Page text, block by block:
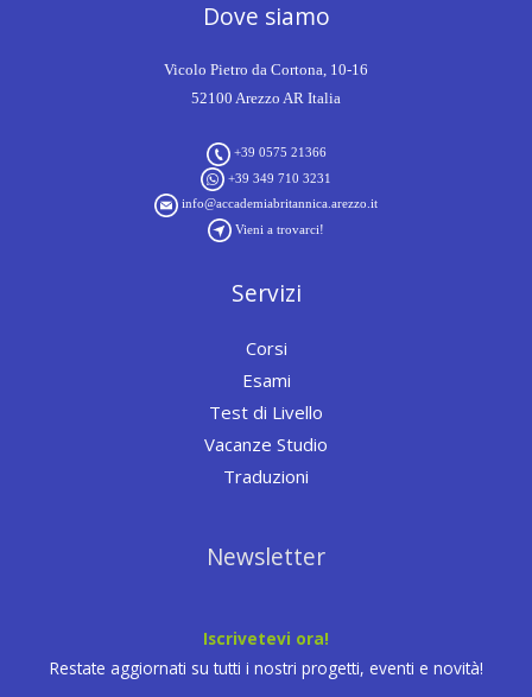
Dove siamo
Vicolo Pietro da Cortona, 10-16
52100 Arezzo AR Italia
+39 0575 21366
+39 349 710 3231
info@accademiabritannica.arezzo.it
Vieni a trovarci!
Servizi
Corsi
Esami
Test di Livello
Vacanze Studio
Traduzioni
Newsletter
Iscrivetevi ora!
Restate aggiornati su tutti i nostri progetti, eventi e novità!